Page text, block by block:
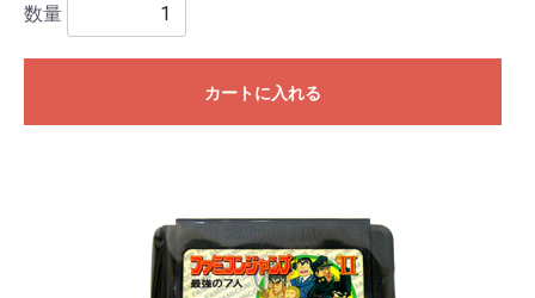
数量
カートに入れる